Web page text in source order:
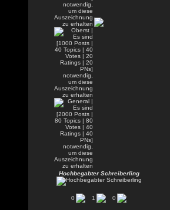
Hochbegabter Schreiberling
0 1 0